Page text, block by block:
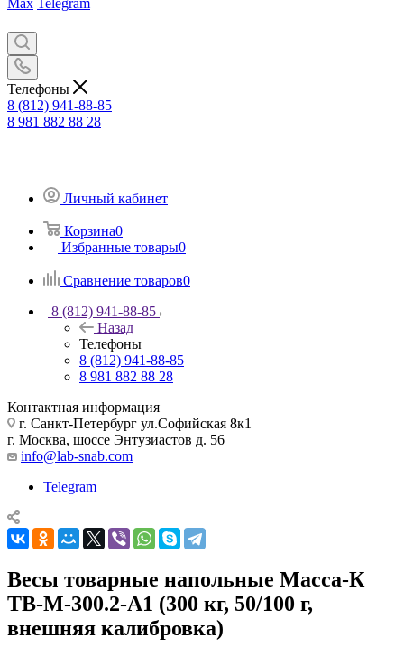
Max Telegram
Телефоны
8 (812) 941-88-85
8 981 882 88 28
Личный кабинет
Корзина0
Избранные товары0
Сравнение товаров0
8 (812) 941-88-85
Назад
Телефоны
8 (812) 941-88-85
8 981 882 88 28
Контактная информация
г. Санкт-Петербург ул.Софийская 8к1
г. Москва, шоссе Энтузиастов д. 56
info@lab-snab.com
Telegram
Весы товарные напольные Масса-К
ТВ-М-300.2-А1 (300 кг, 50/100 г,
внешняя калибровка)